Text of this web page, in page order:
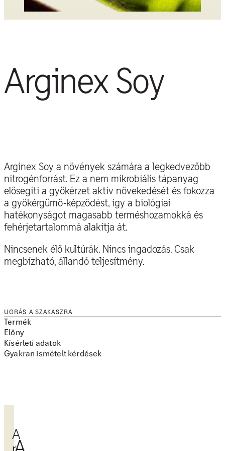
Arginex Soy
Arginex Soy a növények számára a legkedvezőbb
nitrogénforrást. Ez a nem mikrobiális tápanyag
elősegíti a gyökérzet aktív növekedését és fokozza
a gyökérgümő-képződést, így a biológiai
hatékonyságot magasabb terméshozamokká és
fehérjetartalommá alakítja át.
Nincsenek élő kultúrák. Nincs ingadozás. Csak
megbízható, állandó teljesítmény.
UGRÁS A SZAKASZRA
Termék
Előny
Kísérleti adatok
Gyakran ismételt kérdések
A